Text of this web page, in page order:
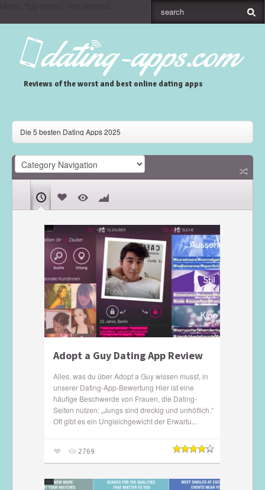
Reviews of the worst and best online dating apps
Die 5 besten Dating Apps 2025
Gaudi Dating App Review
Skout Dating App Review
Adopt a Guy Dating App Review
Alles, was du über Adopt a Guy wissen musst, in
unserer Dating-App-Bewertung Hier ist eine
häufige Beschwerde von Frauen, die Dating-
Seiten nutzen: „Jungs sind dreckig und unhöflich.“
Oft gibt es ein Ungleichgewicht der Erwartu...
2769